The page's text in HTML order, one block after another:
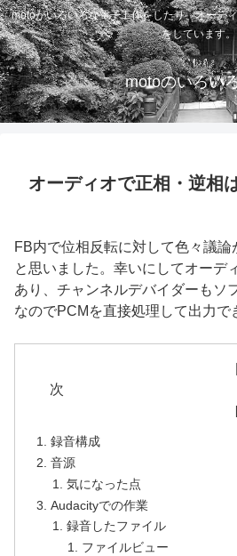
motoがいろいろな電子工作をしたり、オーデ
をしています。
motoのいろい
オーディオで正相・逆相
FB内で位相反転に対して色々議論
と思いました。幸いにしてオーデ
あり、チャンネルデバイダーもソ
なのでPCMを直接処理して出力で
録音構成
音源
気になった点
Audacityでの作業
録音したファイル
ファイルビュー